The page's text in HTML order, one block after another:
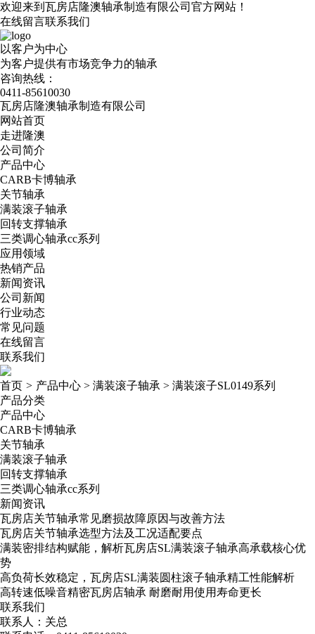
欢迎来到瓦房店隆澳轴承制造有限公司官方网站！
在线留言联系我们
以客户为中心
为客户提供有市场竞争力的轴承
咨询热线：
0411-85610030
瓦房店隆澳轴承制造有限公司
网站首页
走进隆澳
公司简介
产品中心
CARB卡博轴承
关节轴承
满装滚子轴承
回转支撑轴承
三类调心轴承cc系列
应用领域
热销产品
新闻资讯
公司新闻
行业动态
常见问题
在线留言
联系我们
首页 > 产品中心 > 满装滚子轴承 > 满装滚子SL0149系列
产品分类
产品中心
CARB卡博轴承
关节轴承
满装滚子轴承
回转支撑轴承
三类调心轴承cc系列
新闻资讯
瓦房店关节轴承常见磨损故障原因与改善方法
瓦房店关节轴承选型方法及工况适配要点
满装密排结构赋能，解析瓦房店SL满装滚子轴承高承载核心优
势
高负荷长效稳定，瓦房店SL满装圆柱滚子轴承精工性能解析
高转速低噪音精密瓦房店轴承​ 耐磨耐用使用寿命更长
联系我们
联系人：关总